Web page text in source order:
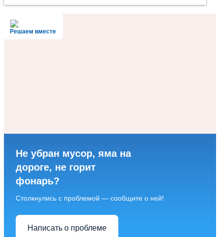
Решаем вместе
Не убран мусор, яма на
дороге, не горит
фонарь?
Столкнулись с проблемой — сообщите о ней!
Написать о проблеме